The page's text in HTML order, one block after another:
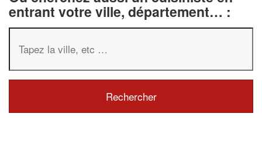
entrant votre ville, département… :